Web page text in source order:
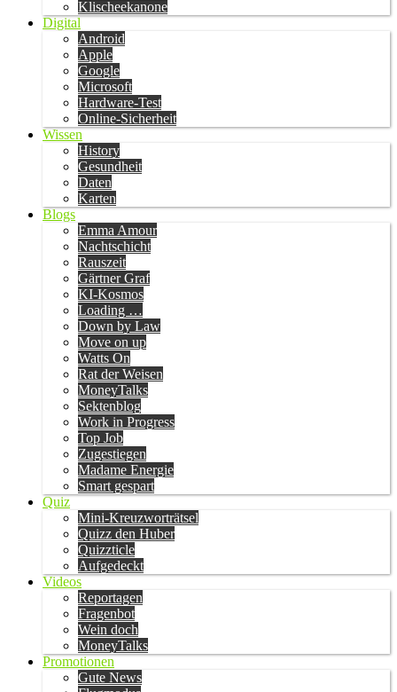
Klischeekanone
Digital
Android
Apple
Google
Microsoft
Hardware-Test
Online-Sicherheit
Wissen
History
Gesundheit
Daten
Karten
Blogs
Emma Amour
Nachtschicht
Rauszeit
Gärtner Graf
KI-Kosmos
Loading …
Down by Law
Move on up
Watts On
Rat der Weisen
MoneyTalks
Sektenblog
Work in Progress
Top Job
Zugestiegen
Madame Energie
Smart gespart
Quiz
Mini-Kreuzworträtsel
Quizz den Huber
Quizzticle
Aufgedeckt
Videos
Reportagen
Fragenbot
Wein doch
MoneyTalks
Promotionen
Gute News